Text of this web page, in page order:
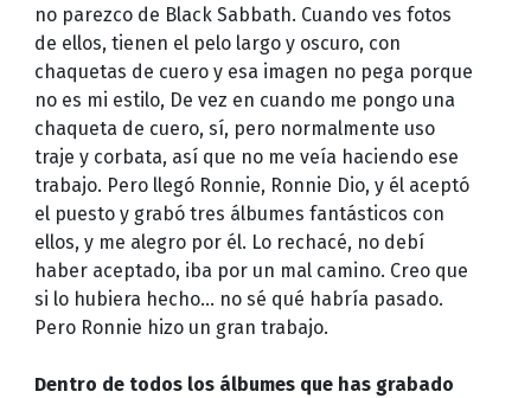
no parezco de Black Sabbath. Cuando ves fotos
de ellos, tienen el pelo largo y oscuro, con
chaquetas de cuero y esa imagen no pega porque
no es mi estilo, De vez en cuando me pongo una
chaqueta de cuero, sí, pero normalmente uso
traje y corbata, así que no me veía haciendo ese
trabajo. Pero llegó Ronnie, Ronnie Dio, y él aceptó
el puesto y grabó tres álbumes fantásticos con
ellos, y me alegro por él. Lo rechacé, no debí
haber aceptado, iba por un mal camino. Creo que
si lo hubiera hecho… no sé qué habría pasado.
Pero Ronnie hizo un gran trabajo.
Dentro de todos los álbumes que has grabado